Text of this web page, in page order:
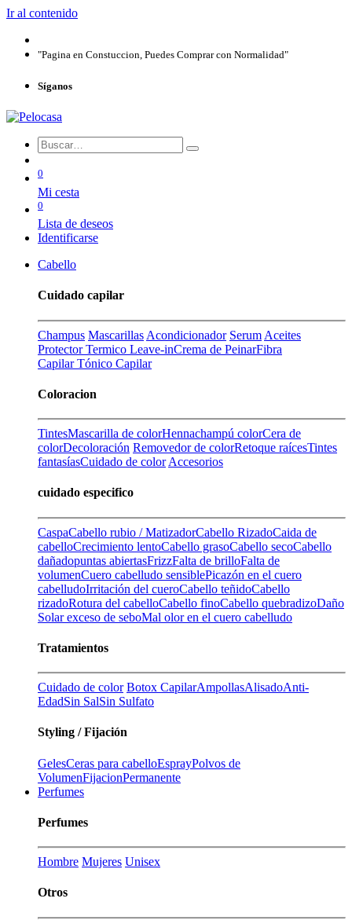
Ir al contenido
"Pagina en Constuccion, Puedes Comprar con Normalidad"
Síganos
0
Mi cesta
0
Lista de deseos
Identificarse
Cabello
Cuidado capilar
Champus Mascarillas Acondicionador Serum Aceites
Protector Termico Leave-inCrema de PeinarFibra
CapilarTónico Capilar
Coloracion
TintesMascarilla de colorHennachampú colorCera de
colorDecoloración Removedor de colorRetoque raícesTintes
fantasíasCuidado de color Accesorios
cuidado especifico
CaspaCabello rubio / MatizadorCabello RizadoCaida de
cabelloCrecimiento lentoCabello grasoCabello secoCabello
dañadopuntas abiertasFrizzFalta de brilloFalta de
volumenCuero cabelludo sensiblePicazón en el cuero
cabelludoIrritación del cueroCabello teñidoCabello
rizadoRotura del cabelloCabello finoCabello quebradizoDaño
Solarexceso de seboMal olor en el cuero cabelludo
Tratamientos
Cuidado de color Botox CapilarAmpollasAlisadoAnti-
EdadSin SalSin Sulfato
Styling / Fijación
GelesCeras para cabelloEsprayPolvos de
VolumenFijacionPermanente
Perfumes
Perfumes
Hombre Mujeres Unisex
Otros